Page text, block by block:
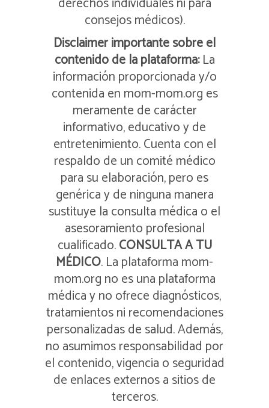
consejos médicos).
Disclaimer importante sobre el
contenido de la plataforma:La
información proporcionada y/o
contenida en mom-mom.org es
meramente de carácter
informativo, educativo y de
entretenimiento. Cuenta con el
respaldo de un comité médico
para su elaboración, pero es
genérica y de ninguna manera
sustituye la consulta médica o el
asesoramiento profesional
cualificado.CONSULTA A TU
MÉDICO. La plataforma mom-
mom.org no es una plataforma
médica y no ofrece diagnósticos,
tratamientos ni recomendaciones
personalizadas de salud. Además,
no asumimos responsabilidad por
el contenido, vigencia o seguridad
de enlaces externos a sitios de
terceros.